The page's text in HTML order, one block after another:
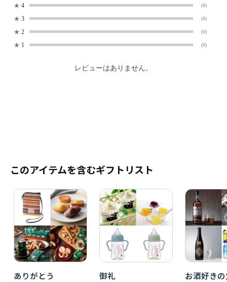
★ 4 (0)
★ 3 (0)
★ 2 (0)
★ 1 (0)
レビューはありません。
このアイテムを含むギフトリスト
ありがとう
御礼
お酒好き